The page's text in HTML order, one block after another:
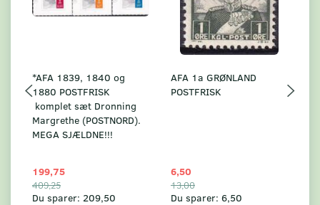
*AFA 1839, 1840 og
1880 POSTFRISK
komplet sæt Dronning
Margrethe (POSTNORD).
MEGA SJÆLDNE!!!
199,75
409,25
Du sparer: 209,50
AFA 1a GRØNLAND
POSTFRISK
6,50
13,00
Du sparer: 6,50